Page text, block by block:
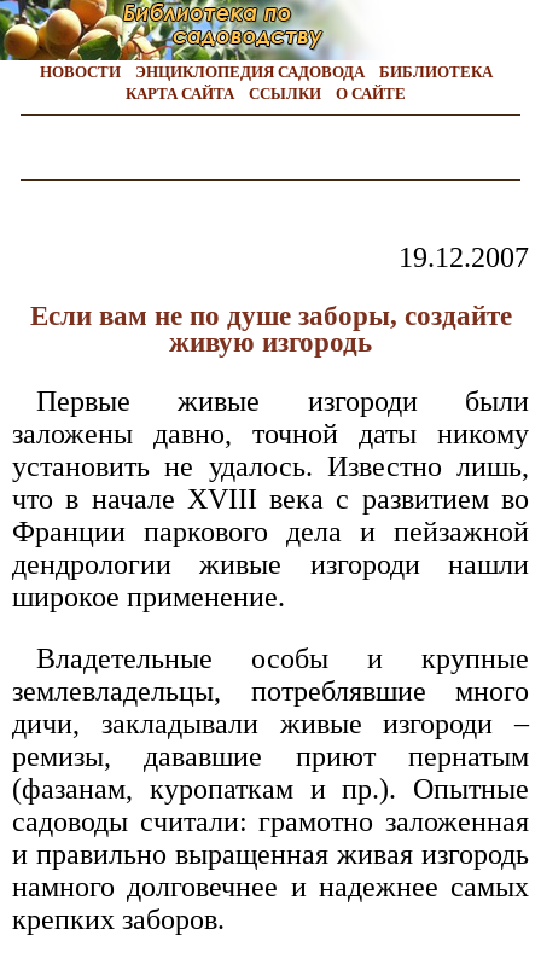
НОВОСТИ ЭНЦИКЛОПЕДИЯ САДОВОДА
БИБЛИОТЕКА
КАРТА САЙТА
ССЫЛКИ О САЙТЕ
19.12.2007
Если вам не по душе заборы, создайте
живую изгородь
Первые живые изгороди были
заложены давно, точной даты никому
установить не удалось. Известно лишь,
что в начале XVIII века с развитием во
Франции паркового дела и пейзажной
дендрологии живые изгороди нашли
широкое применение.
Владетельные особы и крупные
землевладельцы, потреблявшие много
дичи, закладывали живые изгороди –
ремизы, дававшие приют пернатым
(фазанам, куропаткам и пр.). Опытные
садоводы считали: грамотно заложенная
и правильно выращенная живая изгородь
намного долговечнее и надежнее самых
крепких заборов.